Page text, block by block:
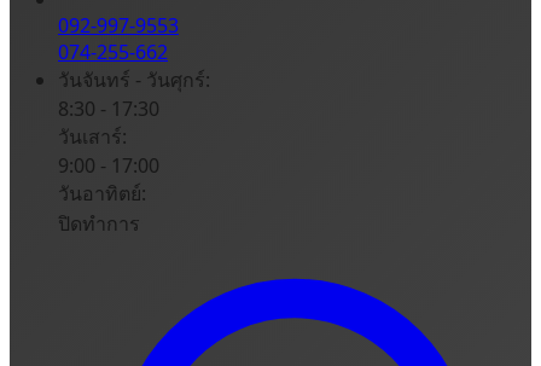
092-997-9553
074-255-662
วันจันทร์ - วันศุกร์:
8:30 - 17:30
วันเสาร์:
9:00 - 17:00
วันอาทิตย์:
ปิดทำการ